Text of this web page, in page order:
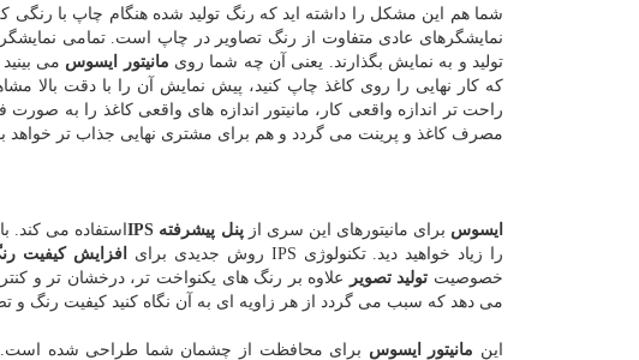
شما هم این مشكل را داشته اید كه رنگ تولید شده هنگام چاپ با رنگی
تولید و به نمایش بگذارند. یعنی آن چه شما روی مانیتور ایسوس می
كه كار نهایی را روی كاغذ چاپ كنید، پیش نمایش آن را با دقت بالا
راحت تر اندازه واقعی كار، مانیتور اندازه های واقعی كاغذ را
مصرف كاغذ و پرینت می گردد و هم برای مشتری نهایی جذاب تر خواهد
ایسوس برای مانیتورهای این سری ازپنل پیشرفته استفاده می
را زیاد خواهید دید. تكنولوژی IPS روش جدیدی برای
افزایش كیفیت
خصوصیت تولید تصویر
می دهد كه سبب می گردد از هر زاویه ای به آن نگاه كنید كیفیت رنگ و
این مانیتور ایسوس برای محافظت از چشمان شما طراحی شده است. در